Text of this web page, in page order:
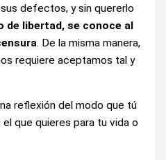
defectos, y sin quererlo
de libertad, se conoce al
. De la misma manera,
requiere aceptamos tal y
reflexión del modo que tú
que quieres para tu vida o